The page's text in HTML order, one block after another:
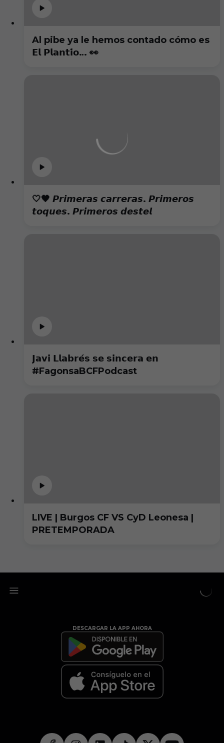
Al pibe ya le hemos contado cómo es
𝗘𝗹 𝗣𝗹𝗮𝗻𝘁𝗶́𝗼… 👀
🤍🖤 𝙋𝙧𝙞𝙢𝙚𝙧𝙖𝙨 𝙘𝙖𝙧𝙧𝙚𝙧𝙖𝙨. 𝙋𝙧𝙞𝙢𝙚𝙧𝙤𝙨
𝙩𝙤𝙦𝙪𝙚𝙨. 𝙋𝙧𝙞𝙢𝙚𝙧𝙤𝙨 𝙙𝙚𝙨𝙩𝙚𝙡
𝗝𝗮𝘃𝗶 𝗟𝗹𝗮𝗯𝗿𝗲́𝘀 𝘀𝗲 𝘀𝗶𝗻𝗰𝗲𝗿𝗮 𝗲𝗻
#FagonsaBCFPodcast
LIVE | Burgos CF VS CyD Leonesa |
PRETEMPORADA
DESCARGAR LA APP AHORA